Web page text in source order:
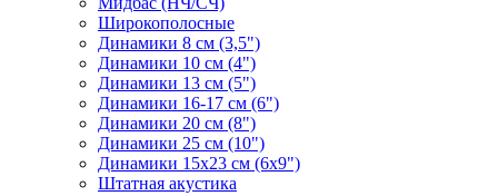
Широкополосные
Динамики 8 см (3,5")
Динамики 10 см (4")
Динамики 13 см (5")
Динамики 16-17 см (6")
Динамики 20 см (8")
Динамики 25 см (10")
Динамики 15х23 см (6х9")
Штатная акустика